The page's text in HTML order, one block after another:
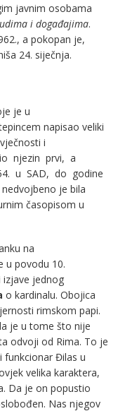
javnim osobama
i događajima.
a pokopan je,
24. siječnja.
je u
napisao veliki
i
njezin prvi, a
u SAD, do godine
nedvojbeno je bila
časopisom u
na
u povodu 10.
izjave jednog
o kardinalu. Obojica
rimskom papi.
je u tome što nije
odvoji od Rima. To je
funkcionar Đilas u
velika karaktera,
Da je on popustio
Nas njegov